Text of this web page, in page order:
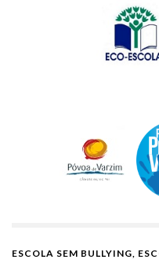
ESCOLA SEM BULLYING,